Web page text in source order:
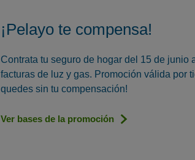
¡Pelayo te compensa!
Contrata tu seguro de hogar del 15 de junio
facturas de luz y gas. Promoción válida por
quedes sin tu compensación!
Ver bases de la promoción